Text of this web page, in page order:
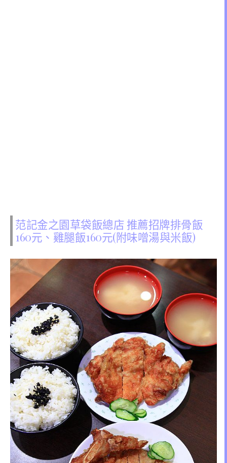
范記金之園草袋飯總店 推薦招牌排骨飯
160元、雞腿飯160元(附味噌湯與米飯)